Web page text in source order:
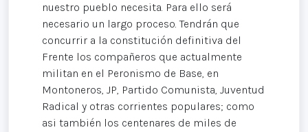
nuestro pueblo necesita. Para ello será
necesario un largo proceso. Tendrán que
concurrir a la constitución definitiva del
Frente los compañeros que actualmente
militan en el Peronismo de Base, en
Montoneros, JP, Partido Comunista, Juventud
Radical y otras corrientes populares; como
asi también los centenares de miles de